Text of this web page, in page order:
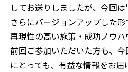
してお送りしましたが、今回は
さらにバージョンアップした
再現性の高い施策・成功ノウハ
前回ご参加いただいた方も、
にとっても、有益な情報をお届